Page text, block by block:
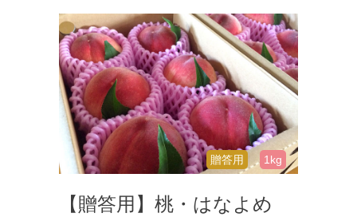
贈答用 1kg
【贈答用】桃・はなよめ